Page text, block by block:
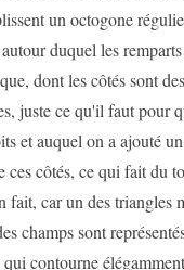
un octogone
duquel les
dont les côtés sont
juste ce qu'il faut pour
et auquel on a ajouté
ces côtés, ce qui fait du
fait, car un des triangles
champs sont
contourne